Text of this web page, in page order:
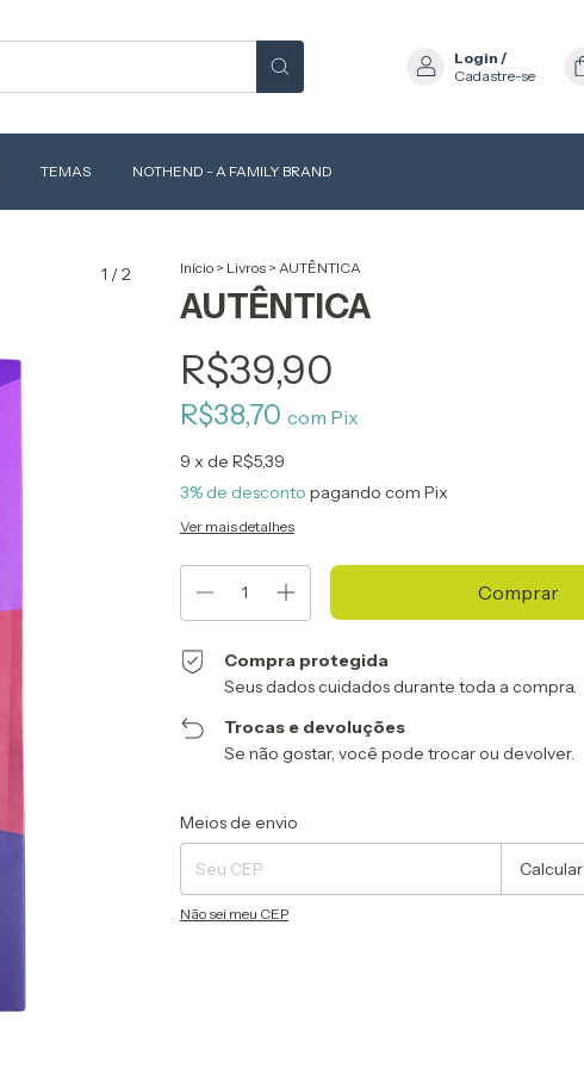
Login /
Cadastre-se
TEMAS NOTHEND - A FAMILY BRAND
1 /2 Início > Livros > AUTÊNTICA
AUTÊNTICA
R$39,90
R$38,70 com Pix
9 x de R$5,39
3% de desconto pagando com Pix
Ver mais detalhes
Compra protegida
Seus dados cuidados durante toda a compra.
Trocas e devoluções
Se não gostar, você pode trocar ou devolver.
Entregas para o CEP:
Meios de envio
Calcular
Não sei meu CEP